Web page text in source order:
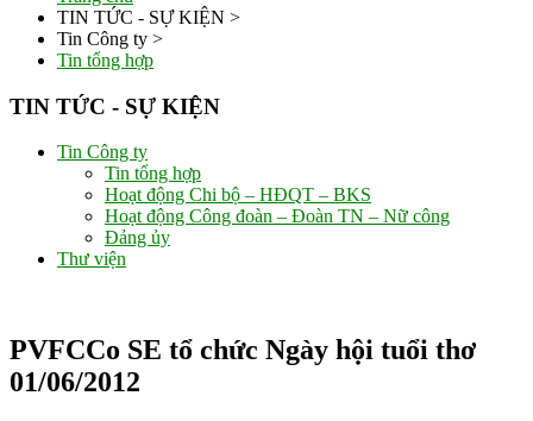
TIN TỨC - SỰ KIỆN >
Tin Công ty >
Tin tổng hợp
TIN TỨC - SỰ KIỆN
Tin Công ty
Tin tổng hợp
Hoạt động Chi bộ – HĐQT – BKS
Hoạt động Công đoàn – Đoàn TN – Nữ công
Đảng ủy
Thư viện
PVFCCo SE tổ chức Ngày hội tuổi thơ
01/06/2012